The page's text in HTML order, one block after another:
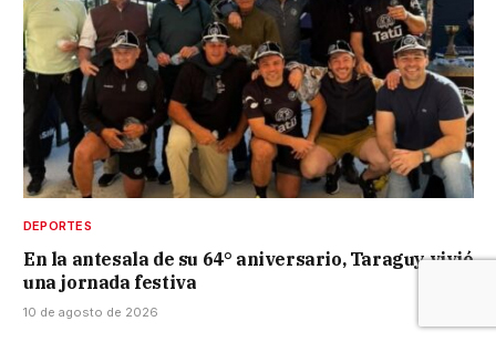
DEPORTES
En la antesala de su 64° aniversario, Taraguy vivió
una jornada festiva
10 de agosto de 2026